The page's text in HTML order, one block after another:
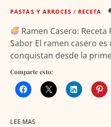
PASTAS Y ARROCES / RECETA
Ramen Casero:
Sabor El ramen casero
conquistan desde la
Comparte esto:
LEE MAS